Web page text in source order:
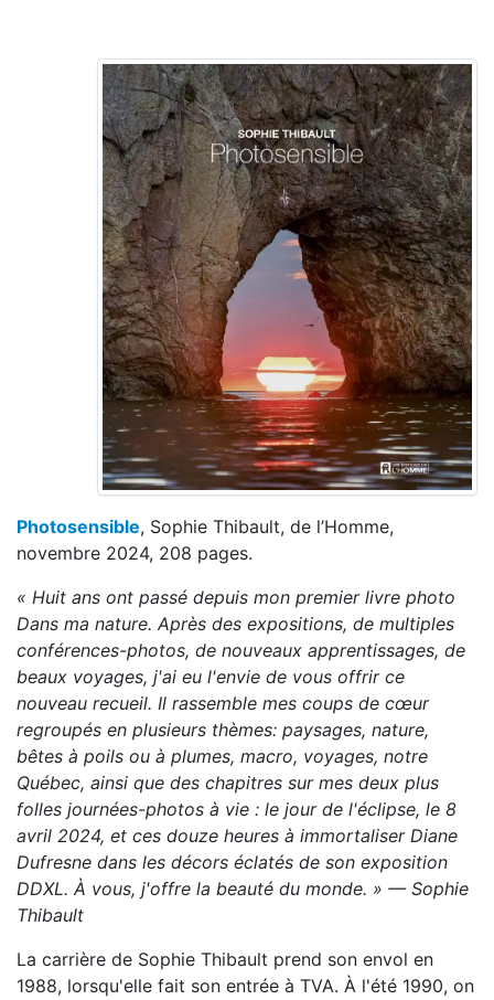
Photosensible, Sophie Thibault, de l’Homme,
novembre 2024, 208 pages.
« Huit ans ont passé depuis mon premier livre photo
Dans ma nature. Après des expositions, de multiples
conférences-photos, de nouveaux apprentissages, de
beaux voyages, j'ai eu l'envie de vous offrir ce
nouveau recueil. Il rassemble mes coups de cœur
regroupés en plusieurs thèmes: paysages, nature,
bêtes à poils ou à plumes, macro, voyages, notre
Québec, ainsi que des chapitres sur mes deux plus
folles journées-photos à vie : le jour de l'éclipse, le 8
avril 2024, et ces douze heures à immortaliser Diane
Dufresne dans les décors éclatés de son exposition
DDXL. À vous, j'offre la beauté du monde. » — Sophie
Thibault
La carrière de Sophie Thibault prend son envol en
1988, lorsqu'elle fait son entrée à TVA. À l'été 1990, on